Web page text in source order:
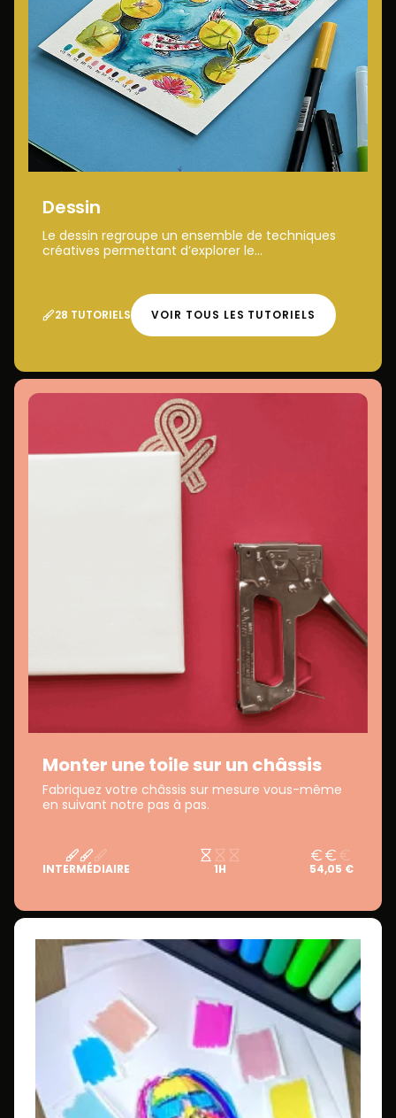
Dessin
Le dessin regroupe un ensemble de techniques
créatives permettant d’explorer le...
28 TUTORIELS VOIR TOUS LES TUTORIELS
Monter une toile sur un châssis
Fabriquez votre châssis sur mesure vous-même
en suivant notre pas à pas.
INTERMÉDIAIRE 1H 54,05 €